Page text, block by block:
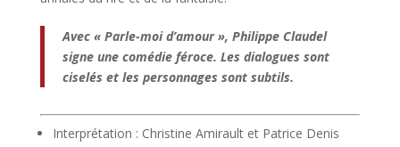
Avec « Parle-moi d’amour », Philippe Claudel
signe une comédie féroce. Les dialogues sont
ciselés et les personnages sont subtils.
Interprétation : Christine Amirault et Patrice Denis